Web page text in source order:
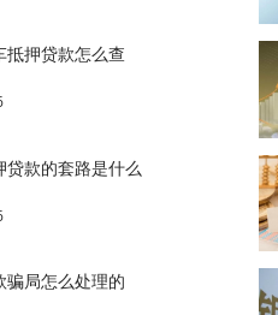
抵押贷款怎么查
贷款的套路是什么
骗局怎么处理的